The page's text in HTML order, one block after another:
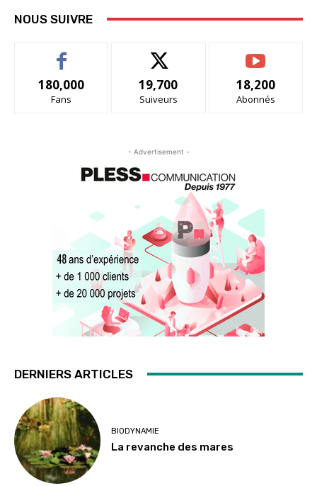
NOUS SUIVRE
180,000
Fans
19,700
Suiveurs
18,200
Abonnés
- Advertisement -
DERNIERS ARTICLES
BIODYNAMIE
La revanche des mares